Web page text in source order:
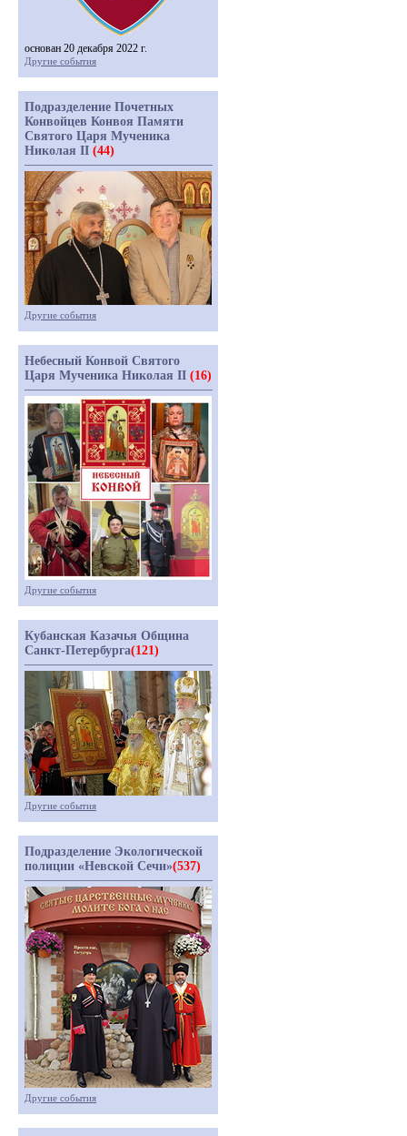
основан 20 декабря 2022 г.
Другие события
Подразделение Почетных
Конвойцев Конвоя Памяти
Святого Царя Мученика
Николая II (44)
Другие события
Небесный Конвой Святого
Царя Мученика Николая II (16)
Другие события
Кубанская Казачья Община
Санкт-Петербурга(121)
Другие события
Подразделение Экологической
полиции «Невской Сечи»(537)
Другие события